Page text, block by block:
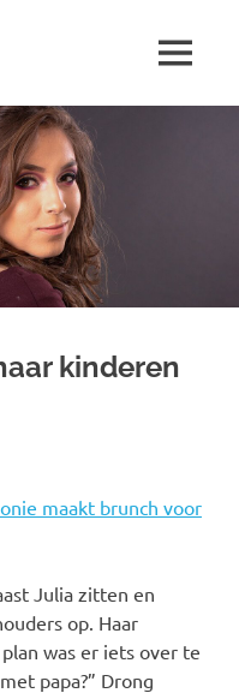
MENU
kinderen
maakt brunch voor
Julia zitten en
op. Haar
was er iets over te
papa?” Drong